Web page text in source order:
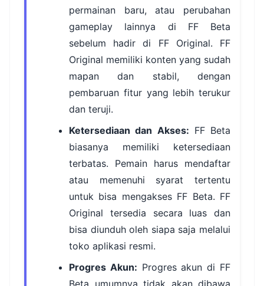
permainan baru, atau perubahan
gameplay lainnya di FF Beta
sebelum hadir di FF Original. FF
Original memiliki konten yang sudah
mapan dan stabil, dengan
pembaruan fitur yang lebih terukur
dan teruji.
Ketersediaan dan Akses: FF Beta
biasanya memiliki ketersediaan
terbatas. Pemain harus mendaftar
atau memenuhi syarat tertentu
untuk bisa mengakses FF Beta. FF
Original tersedia secara luas dan
bisa diunduh oleh siapa saja melalui
toko aplikasi resmi.
Progres Akun: Progres akun di FF
Beta umumnya tidak akan dibawa